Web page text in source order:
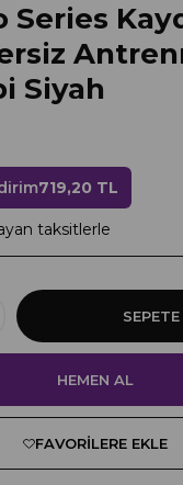
Series
Siyah
719,20 TL
taksitlerle
FAVORILERE EKLE